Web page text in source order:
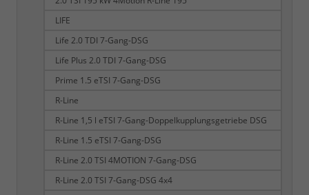
LIFE
Life 2.0 TDI 7-Gang-DSG
Life Plus 2.0 TDI 7-Gang-DSG
Prime 1.5 eTSI 7-Gang-DSG
R-Line
R-Line 1,5 l eTSI 7-Gang-Doppelkupplungsgetriebe DSG
R-Line 1.5 eTSI 7-Gang-DSG
R-Line 2.0 TSI 4MOTION 7-Gang-DSG
R-Line 2.0 TSI 7-Gang-DSG 4x4